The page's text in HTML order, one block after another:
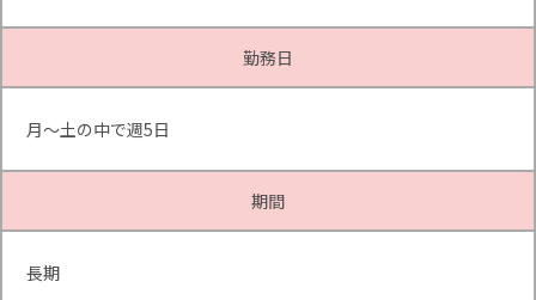
勤務日
月～土の中で週5日
期間
長期